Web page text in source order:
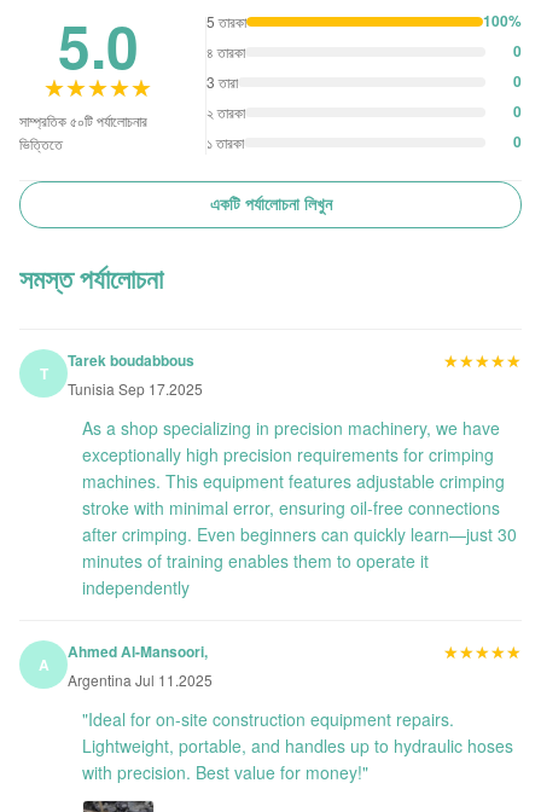
5.0
★★★★★
★★★★★
সাম্প্রতিক ৫০টি পর্যালোচনার
ভিত্তিতে
5 তারকা 100%
৪ তারকা 0
3 তারা 0
২ তারকা 0
১ তারকা 0
একটি পর্যালোচনা লিখুন
সমস্ত পর্যালোচনা
T
Tarek boudabbous
Tunisia Sep 17.2025
★★★★★
★★★★★
As a shop specializing in precision machinery, we have
exceptionally high precision requirements for crimping
machines. This equipment features adjustable crimping
stroke with minimal error, ensuring oil-free connections
after crimping. Even beginners can quickly learn—just 30
minutes of training enables them to operate it
independently
A
Ahmed Al-Mansoori,
Argentina Jul 11.2025
★★★★★
★★★★★
"Ideal for on-site construction equipment repairs.
Lightweight, portable, and handles up to hydraulic hoses
with precision. Best value for money!"